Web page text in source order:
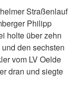
Straßenlauf
Philipp
holte über zehn
den sechsten
vom LV Oelde
dran und siegte